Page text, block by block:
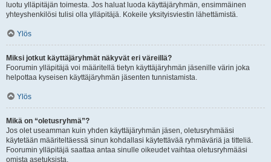
luotu ylläpitäjän toimesta. Jos haluat luoda käyttäjäryhmän, ensimmäinen
yhteyshenkilösi tulisi olla ylläpitäjä. Kokeile yksityisviestin lähettämistä.
Ylös
Miksi jotkut käyttäjäryhmät näkyvät eri väreillä?
Foorumin ylläpitäjä voi määritellä tietyn käyttäjäryhmän jäsenille värin joka
helpottaa kyseisen käyttäjäryhmän jäsenten tunnistamista.
Ylös
Mikä on “oletusryhmä”?
Jos olet useamman kuin yhden käyttäjäryhmän jäsen, oletusryhmääsi
käytetään määriteltäessä sinun kohdallasi käytettävää ryhmäväriä ja titteliä.
Foorumin ylläpitäjä saattaa antaa sinulle oikeudet vaihtaa oletusryhmääsi
omista asetuksista.